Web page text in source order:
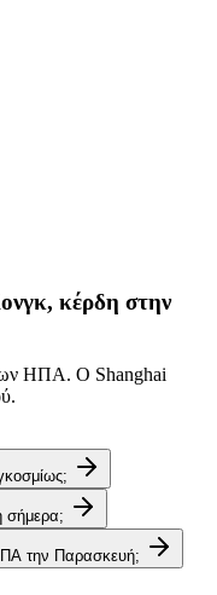
κέρδη στην
ΗΠΑ. Ο Shanghai
σήμερα;
την Παρασκευή;